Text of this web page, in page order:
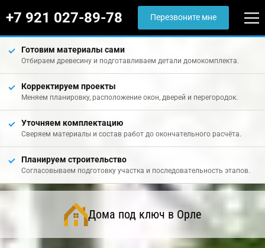
+7 921 027-89-78 Перезвоните мне
Готовим материалы сами
Отбираем древесину и подготавливаем детали домокомплекта.
Корректируем проекты
Меняем планировку, расположение окон, дверей и перегородок.
Уточняем комплектацию
Сверяем материалы и состав работ до окончательного расчёта.
Планируем строительство
Согласовываем подготовку участка и последовательность этапов.
Дома под ключ в Орле